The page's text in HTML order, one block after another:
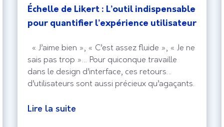
Échelle de Likert : L’outil indispensable
pour quantifier l’expérience utilisateur
« J’aime bien », « C’est assez fluide », « Je ne
sais pas trop »… Pour quiconque travaille
dans le design d’interface, ces retours
d’utilisateurs sont aussi précieux qu’agaçants.
subjectivité est souvent le frein à une prise de
Lire la suite